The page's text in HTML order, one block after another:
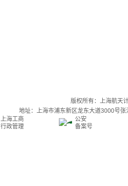
版权所有：上海航天
地址：上海市浦东新区龙东大道3000号
上海工商
行政管理
公安
备案号